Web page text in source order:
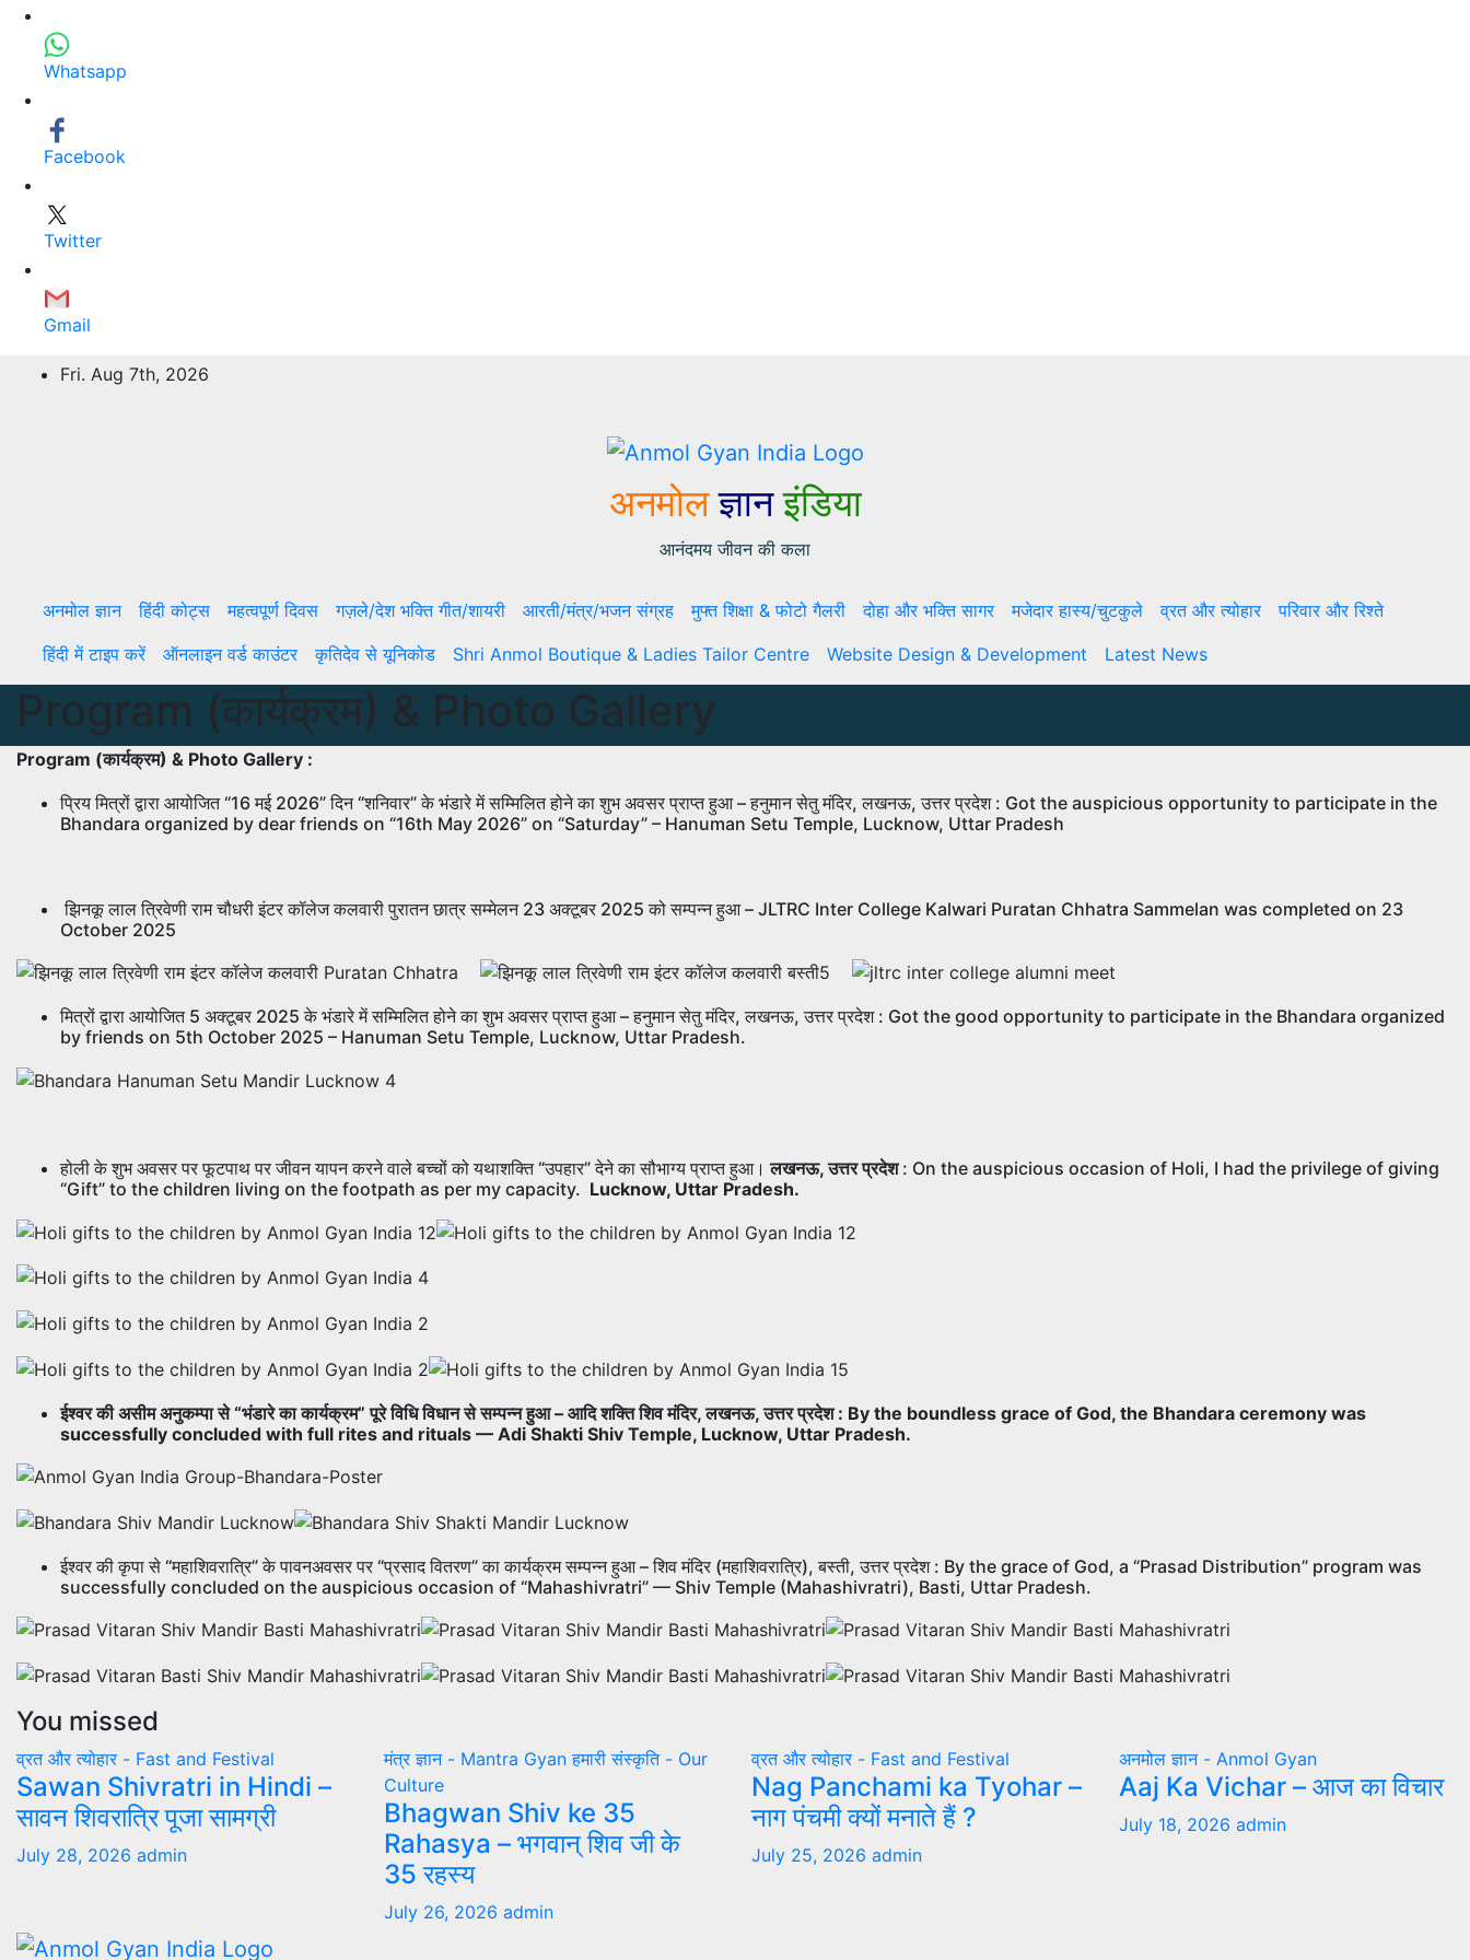
Whatsapp
Facebook
Twitter
Gmail
Fri. Aug 7th, 2026
अनमोल ज्ञान इंडिया
आनंदमय जीवन की कला
अनमोल ज्ञान हिंदी कोट्स महत्वपूर्ण दिवस गज़ले/देश भक्ति गीत/शायरी आरती/मंत्र/भजन संग्रह मुफ्त शिक्षा & फोटो गैलरी दोहा और भक्ति सागर मजेदार हास्य/चुटकुले व्रत और त्योहार
परिवार और रिश्ते
हिंदी में टाइप करें
ऑनलाइन वर्ड काउंटर कृतिदेव से यूनिकोड Shri Anmol Boutique & Ladies Tailor Centre Website Design & Development Latest News
Program (कार्यक्रम) & Photo Gallery
Program (कार्यक्रम) & Photo Gallery :
प्रिय मित्रों द्वारा आयोजित “16 मई 2026” दिन “शनिवार” के भंडारे में सम्मिलित होने का शुभ अवसर प्राप्त हुआ – हनुमान सेतु मंदिर, लखनऊ, उत्तर प्रदेश : Got the auspicious opportunity to participate in the
Bhandara organized by dear friends on “16th May 2026” on “Saturday” – Hanuman Setu Temple, Lucknow, Uttar Pradesh
झिनकू लाल त्रिवेणी राम चौधरी इंटर कॉलेज कलवारी पुरातन छात्र सम्मेलन 23 अक्टूबर 2025 को सम्पन्न हुआ – JLTRC Inter College Kalwari Puratan Chhatra Sammelan was completed on 23
October 2025
मित्रों द्वारा आयोजित 5 अक्टूबर 2025 के भंडारे में सम्मिलित होने का शुभ अवसर प्राप्त हुआ – हनुमान सेतु मंदिर, लखनऊ, उत्तर प्रदेश : Got the good opportunity to participate in the Bhandara organized
by friends on 5th October 2025 – Hanuman Setu Temple, Lucknow, Uttar Pradesh.
होली के शुभ अवसर पर फूटपाथ पर जीवन यापन करने वाले बच्चों को यथाशक्ति “उपहार” देने का सौभाग्य प्राप्त हुआ।लखनऊ, उत्तर प्रदेश: On the auspicious occasion of Holi, I had the privilege of giving
“Gift” to the children living on the footpath as per my capacity. Lucknow, Uttar Pradesh.
ईश्वर की असीम अनुकम्पा से “भंडारे का कार्यक्रम” पूरे विधि विधान से सम्पन्न हुआ – आदि शक्ति शिव मंदिर, लखनऊ, उत्तर प्रदेश : By the boundless grace of God, the Bhandara ceremony was
successfully concluded with full rites and rituals — Adi Shakti Shiv Temple, Lucknow, Uttar Pradesh.
ईश्वर की कृपा से “महाशिवरात्रि” के पावनअवसर पर “प्रसाद वितरण” का कार्यक्रम सम्पन्न हुआ – शिव मंदिर (महाशिवरात्रि), बस्ती, उत्तर प्रदेश : By the grace of God, a “Prasad Distribution” program was
successfully concluded on the auspicious occasion of “Mahashivratri” — Shiv Temple (Mahashivratri), Basti, Uttar Pradesh.
You missed
व्रत और त्योहार - Fast and Festival
Sawan Shivratri in Hindi –
सावन शिवरात्रि पूजा सामग्री
July 28, 2026 admin
मंत्र ज्ञान - Mantra Gyanहमारी संस्कृति - Our
Culture
Bhagwan Shiv ke 35
Rahasya – भगवान् शिव जी के
35 रहस्य
July 26, 2026 admin
व्रत और त्योहार - Fast and Festival
Nag Panchami ka Tyohar –
नाग पंचमी क्यों मनाते हैं ?
July 25, 2026 admin
अनमोल ज्ञान - Anmol Gyan
Aaj Ka Vichar – आज का विचार
July 18, 2026 admin